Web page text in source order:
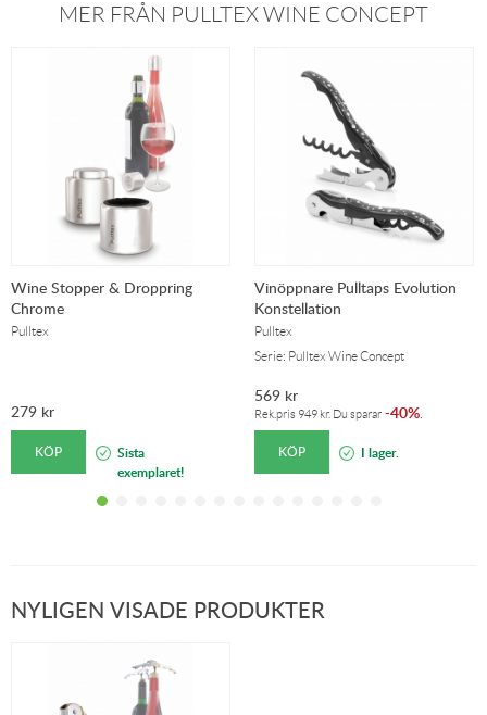
MER FRÅN PULLTEX WINE CONCEPT
Wine Stopper & Droppring
Chrome
Pulltex
279 kr
KÖP
Sista
exemplaret!
Vinöppnare Pulltaps Evolution
Konstellation
Pulltex
Serie: Pulltex Wine Concept
569 kr
Rek.pris 949 kr. Du sparar -40%
KÖP I lager.
NYLIGEN VISADE PRODUKTER